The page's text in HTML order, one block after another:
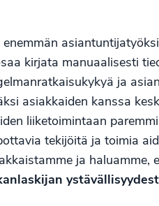
kirjata manuaalisesti
ja
asiakkaiden kanssa
liiketoimintaan
tekijöitä ja toimia
ja haluamme,